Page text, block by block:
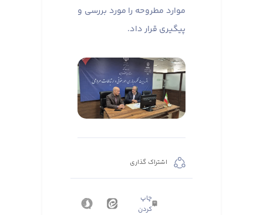
موارد مطروحه را مورد بررسی و
پیگیری قرار داد.
اشتراک گذاری
چاپ
کردن